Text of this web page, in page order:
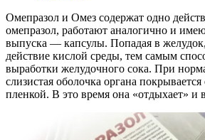
Омепразол и Омез содержат одно
омепразол, работают аналогично и
выпуска — капсулы. Попадая в
действие кислой среды, тем самым
выработки желудочного сока. При
слизистая оболочка органа
пленкой. В это время она «отдыхает» и